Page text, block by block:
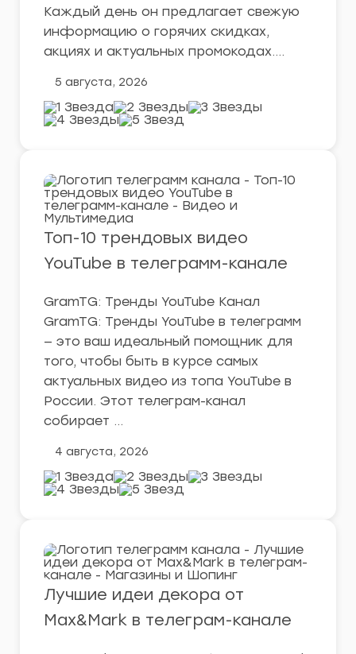
Каждый день он предлагает свежую
информацию о горячих скидках,
акциях и актуальных промокодах….
5 августа, 2026
Топ-10 трендовых видео
YouTube в телеграмм-канале
GramTG: Тренды YouTube Канал
GramTG: Тренды YouTube в телеграмм
— это ваш идеальный помощник для
того, чтобы быть в курсе самых
актуальных видео из топа YouTube в
России. Этот телеграм-канал
собирает …
4 августа, 2026
Лучшие идеи декора от
Max&Mark в телеграм-канале